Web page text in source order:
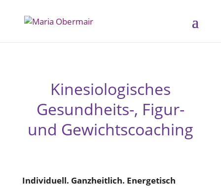
Kinesiologisches
Gesundheits-, Figur-
und Gewichtscoaching
Individuell. Ganzheitlich. Energetisch